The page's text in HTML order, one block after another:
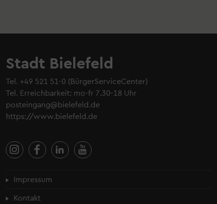
Stadt Bielefeld
Tel. +49 521 51-0 (BürgerServiceCenter)
Tel. Erreichbarkeit: mo-fr 7.30-18 Uhr
posteingang@bielefeld.de
https://www.bielefeld.de
Fußzeilenmenü
Impressum
Kontakt